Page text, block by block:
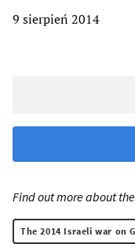
9 sierpień 2014
Find out more about
The 2014 Israeli war on